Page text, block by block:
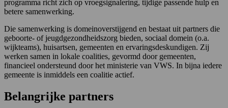
programma richt zich op vroegsignalering, tijdige passende hulp en
betere samenwerking.
Die samenwerking is domeinoverstijgend en bestaat uit partners die
geboorte- of jeugdgezondheidszorg bieden, sociaal domein (o.a.
wijkteams), huisartsen, gemeenten en ervaringsdeskundigen. Zij
werken samen in lokale coalities, gevormd door gemeenten,
financieel ondersteund door het ministerie van VWS. In bijna iedere
gemeente is inmiddels een coalitie actief.
Belangrijke partners